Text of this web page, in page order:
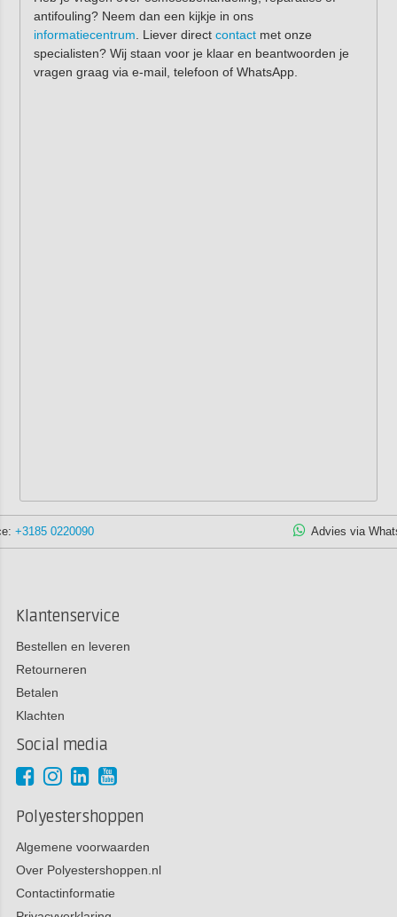
antifouling? Neem dan een kijkje in ons
informatiecentrum . Liever direct contactmet onze
specialisten? Wij staan voor je klaar en beantwoorden je
vragen graag via e-mail, telefoon of WhatsApp.
+3185 1305932
Klantenservice
Bestellen en leveren
Retourneren
Betalen
Klachten
Social media
Polyestershoppen
Algemene voorwaarden
Over Polyestershoppen.nl
Contactinformatie